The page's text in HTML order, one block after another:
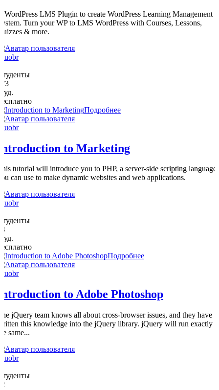
WordPress LMS Plugin to create WordPress Learning Management
Turn your WP to LMS WordPress with Courses, Lessons,
& more.
Подробнее
to Marketing
tutorial will introduce you to PHP, a server-side scripting language
can use to make dynamic websites and web applications.
Подробнее
to Adobe Photoshop
jQuery team knows all about cross-browser issues, and they have
this knowledge into the jQuery library. jQuery will run exactly
same...